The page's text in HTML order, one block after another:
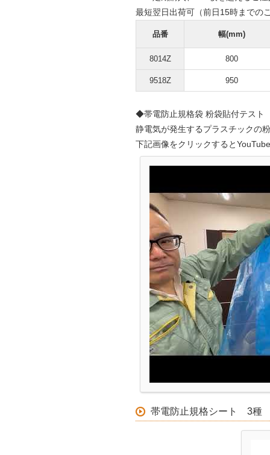
最短翌日出荷可（前日15時までの
品番 幅(mm)
8014Z 800
9518Z 950
◆帯電防止規格袋 粉袋貼付テスト
静電気が発生するプラスチックの
下記画像をクリックすると
帯電防止規格シート 3種